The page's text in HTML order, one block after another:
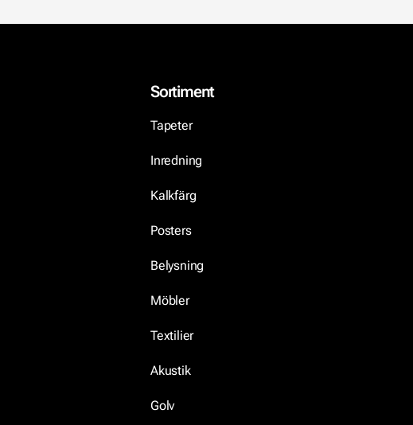
Sortiment
Tapeter
Inredning
Kalkfärg
Posters
Belysning
Möbler
Textilier
Akustik
Golv